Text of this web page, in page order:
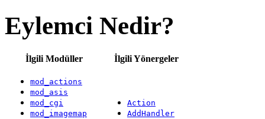
Eylemci Nedir?
İlgili Modüller İlgili Yönergeler
mod_actions
mod_asis
mod_cgi
mod_imagemap
Action
AddHandler